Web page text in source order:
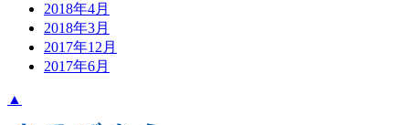
2018年4月
2018年3月
2017年12月
2017年6月
▲